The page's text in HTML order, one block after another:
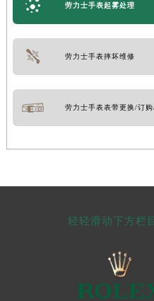
劳力士手表起雾处理
劳力士手表摔坏维修
劳力士手表表带更换/订购
轻轻滑动下方栏